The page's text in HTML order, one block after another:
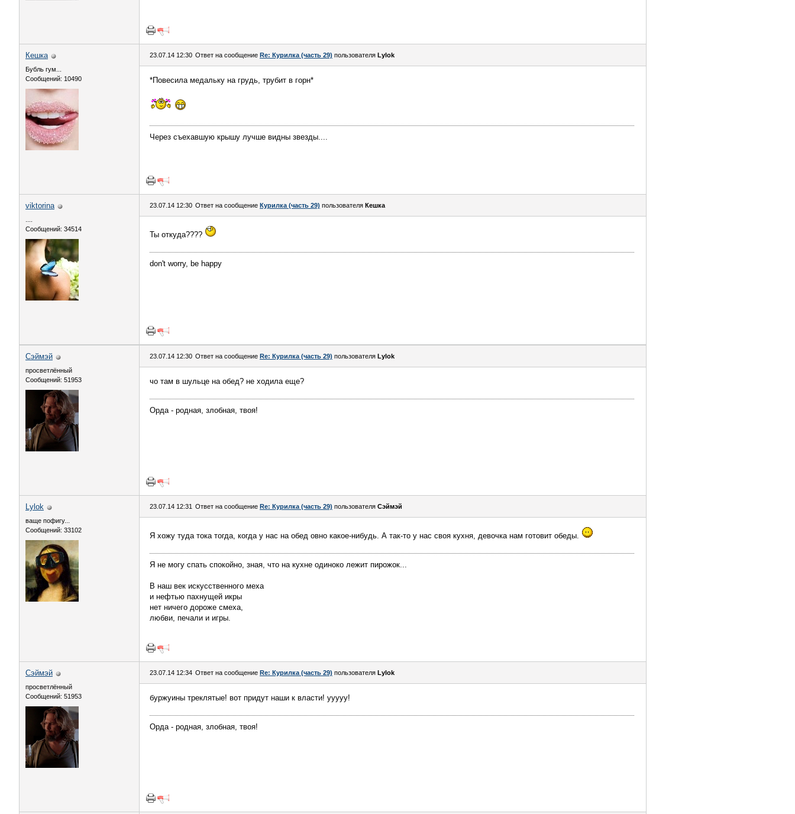
Кешка
Бубль гум...
Сообщений: 10490
23.07.14 12:30 Ответ на сообщение Re: Курилка (часть 29) пользователя Lylok
*Повесила медальку на грудь, трубит в горн*
Через съехавшую крышу лучше видны звезды....
viktorina
Сообщений: 34514
23.07.14 12:30 Ответ на сообщение Курилка (часть 29) пользователя Кешка
Ты откуда????
don't worry, be happy
Сэймэй
просветлённый
Сообщений: 51953
23.07.14 12:30 Ответ на сообщение Re: Курилка (часть 29) пользователя Lylok
чо там в шульце на обед? не ходила еще?
Орда - родная, злобная, твоя!
Lylok
ваще пофигу...
Сообщений: 33102
23.07.14 12:31 Ответ на сообщение Re: Курилка (часть 29) пользователя Сэймэй
Я хожу туда тока тогда, когда у нас на обед овно какое-нибудь. А так-то у нас своя кухня, девочка нам готовит обеды.
Я не могу спать спокойно, зная, что на кухне одиноко лежит пирожок...
В наш век искусственного меха
и нефтью пахнущей икры
нет ничего дороже смеха,
любви, печали и игры.
Сэймэй
просветлённый
Сообщений: 51953
23.07.14 12:34 Ответ на сообщение Re: Курилка (часть 29) пользователя Lylok
буржуины треклятые! вот придут наши к власти! ууууу!
Орда - родная, злобная, твоя!